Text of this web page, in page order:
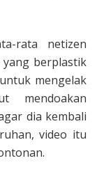
rata netizen
berplastik
mengelak
mendoakan
dia kembali
video itu